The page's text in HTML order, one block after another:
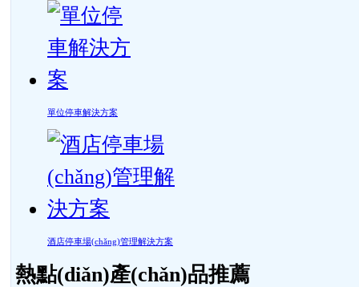
單位停車解決方案
酒店停車場(chǎng)管理解決方案
熱點(diǎn)產(chǎn)品推薦